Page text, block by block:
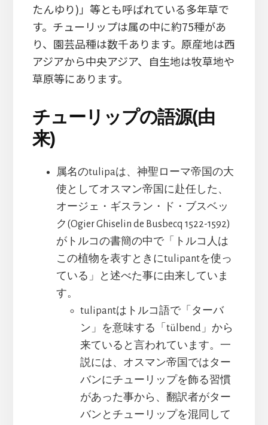
たんゆり)」等とも呼ばれている多年草で
す。チューリップは属の中に約75種があ
り、園芸品種は数千あります。原産地は西
アジアから中央アジア、自生地は牧草地や
草原等にあります。
チューリップの語源(由
来)
属名のtulipaは、神聖ローマ帝国の大
使としてオスマン帝国に赴任した、
オージェ・ギスラン・ド・ブスベッ
ク(Ogier Ghiselin de Busbecq 1522-1592)
がトルコの書簡の中で「トルコ人は
この植物を表すときにtulipantを使っ
ている」と述べた事に由来していま
す。
tulipantはトルコ語で「ターバ
ン」を意味する「tülbend」から
来ていると言われています。一
説には、オスマン帝国ではター
バンにチューリップを飾る習慣
があった事から、翻訳者がター
バンとチューリップを混同して